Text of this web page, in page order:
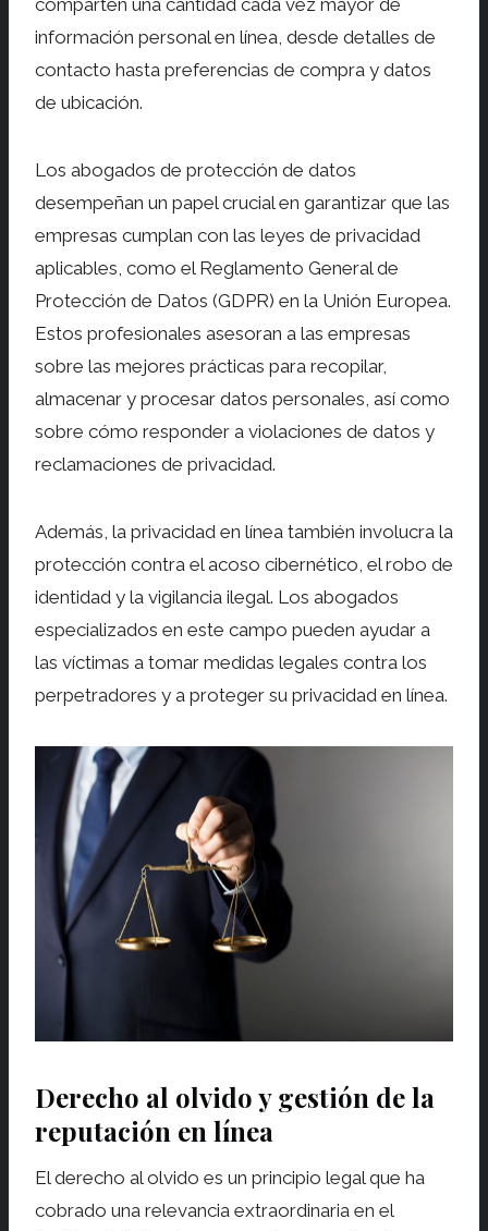
información personal en línea, desde detalles de
contacto hasta preferencias de compra y datos
de ubicación.
Los abogados de protección de datos
desempeñan un papel crucial en garantizar que las
empresas cumplan con las leyes de privacidad
aplicables, como el Reglamento General de
Protección de Datos (GDPR) en la Unión Europea.
Estos profesionales asesoran a las empresas
sobre las mejores prácticas para recopilar,
almacenar y procesar datos personales, así como
sobre cómo responder a violaciones de datos y
reclamaciones de privacidad.
Además, la privacidad en línea también involucra la
protección contra el acoso cibernético, el robo de
identidad y la vigilancia ilegal. Los abogados
especializados en este campo pueden ayudar a
las víctimas a tomar medidas legales contra los
perpetradores y a proteger su privacidad en línea.
Derecho al olvido y gestión de la
reputación en línea
El derecho al olvido es un principio legal que ha
cobrado una relevancia extraordinaria en el